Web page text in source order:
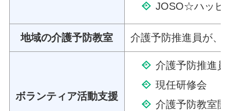
JOSO☆ハッピ
地域の介護予防教室 介護予防推進員が、
ボランティア活動支援
介護予防推進
現任研修会
介護予防教室